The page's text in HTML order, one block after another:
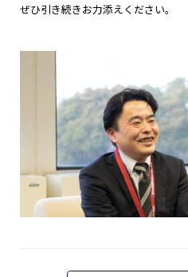
ぜひ引き続きお力添えください。